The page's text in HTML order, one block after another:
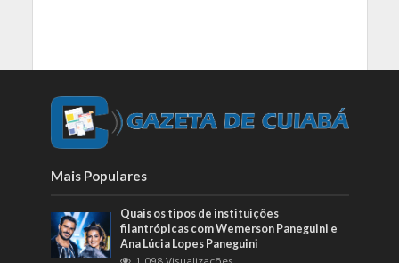
Mais Populares
Quais os tipos de instituições
filantrópicas com Wemerson Paneguini e
Ana Lúcia Lopes Paneguini